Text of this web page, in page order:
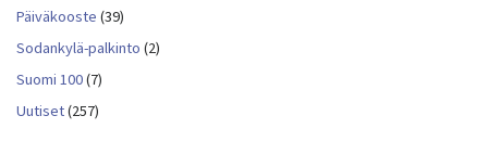
Päiväkooste (39)
Sodankylä-palkinto (2)
Suomi 100(7)
Uutiset(257)